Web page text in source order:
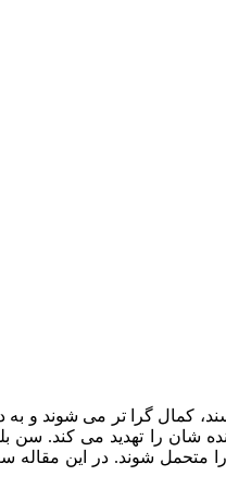
کمال گرا تر می شوند و به
شان را تهدید می کند. سن
شوند. در این مقاله